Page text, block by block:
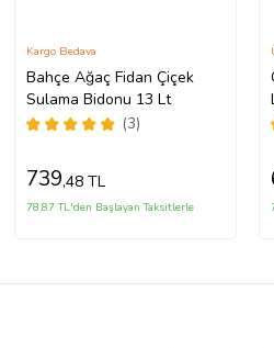
Bahçe Ağaç Fidan Çiçek
Sulama Bidonu 13 Lt
(3)
Kargo Bedava
739,48 TL
78,87 TL'den Başlayan Taksitlerle